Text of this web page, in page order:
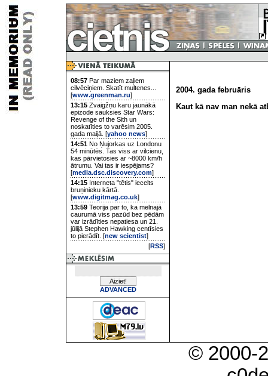
08:57 Par maziem zaļiem
cilvēciņiem. Skatīt multenes...
[www.greenman.ru]
13:15 Zvaigžņu karu jaunākā
epizode sauksies Star Wars:
Revenge of the Sith un
noskatīties to varēsim 2005.
gada maijā. [yahoo news]
14:51 No Ņujorkas uz Londonu
54 minūtēs. Tas viss ar vilcienu,
kas pārvietosies ar ~8000 km/h
ātrumu. Vai tas ir iespējams?
[media.dsc.discovery.com]
14:15 Interneta "tētis" iecelts
bruņinieku kārtā.
[www.digitmag.co.uk]
13:59 Teorija par to, ka melnajā
caurumā viss pazūd bez pēdām
var izrādīties nepatiesa un 21.
jūlijā Stephen Hawking centīsies
to pierādīt. [new scientist]
[RSS]
ADVANCED
2004. gada februāris
Kaut kā nav man nekā
© 2000-